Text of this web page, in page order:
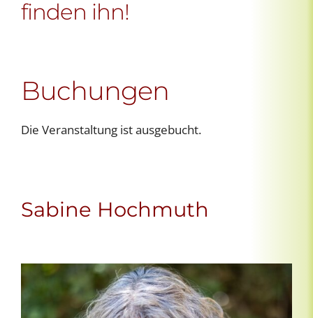
finden ihn!
Buchungen
Die Veranstaltung ist ausgebucht.
Sabine Hochmuth